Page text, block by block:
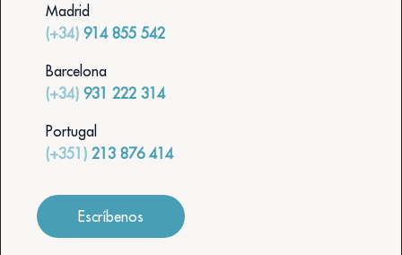
Madrid
(+34) 914 855 542
Barcelona
(+34) 931 222 314
Portugal
(+351) 213 876 414
Escríbenos